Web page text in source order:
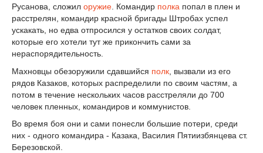
Русанова, сложил оружие . Командир полка попал в плен и
расстрелян, командир красной бригады Штробах успел
ускакать, но едва отпросился у остатков своих солдат,
которые его хотели тут же прикончить сами за
нераспорядительность.
Махновцы обезоружили сдавшийся полк , вызвали из его
рядов Казаков, которых распределили по своим частям, а
потом в течение нескольких часов расстреляли до 700
человек пленных, командиров и коммунистов.
Во время боя они и сами понесли большие потери, среди
них - одного командира - Казака, Василия Пятиизбянцева ст.
Березовской.